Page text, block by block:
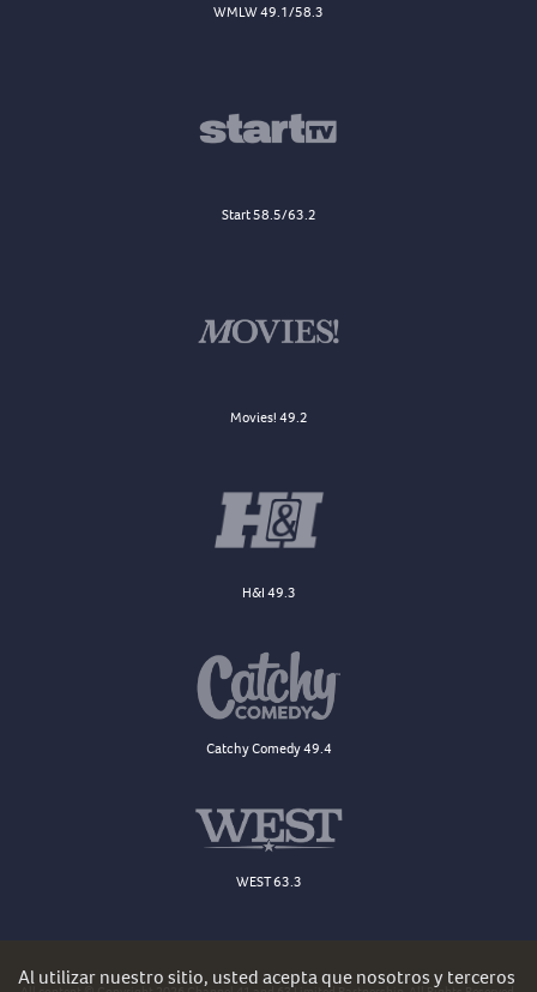
WMLW 49.1/58.3
Start 58.5/63.2
Movies! 49.2
H&I 49.3
Catchy Comedy 49.4
WEST 63.3
Al utilizar nuestro sitio, usted acepta que nosotros y terceros